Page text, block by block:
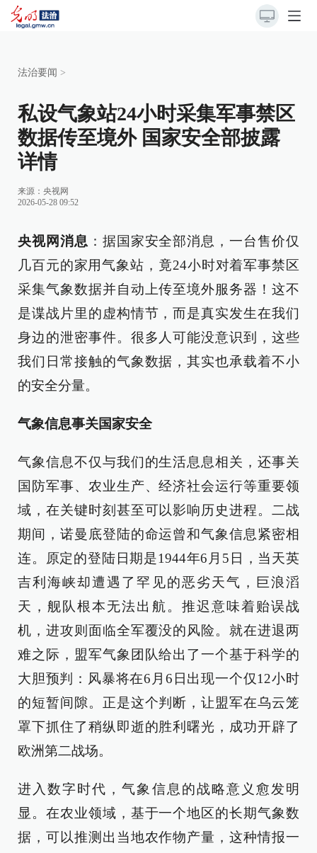
法治要闻 >
私设气象站24小时采集军事禁区
数据传至境外 国家安全部披露
详情
来源： 央视网
2026-05-28 09:52
央视网消息 ：据国家安全部消息，一台售价仅
几百元的家用气象站，竟24小时对着军事禁区
采集气象数据并自动上传至境外服务器！这不
是谍战片里的虚构情节，而是真实发生在我们
身边的泄密事件。很多人可能没意识到，这些
我们日常接触的气象数据，其实也承载着不小
的安全分量。
气象信息事关国家安全
气象信息不仅与我们的生活息息相关，还事关
国防军事、农业生产、经济社会运行等重要领
域，在关键时刻甚至可以影响历史进程。二战
期间，诺曼底登陆的命运曾和气象信息紧密相
连。原定的登陆日期是1944年6月5日，当天英
吉利海峡却遭遇了罕见的恶劣天气，巨浪滔
天，舰队根本无法出航。推迟意味着贻误战
机，进攻则面临全军覆没的风险。就在进退两
难之际，盟军气象团队给出了一个基于科学的
大胆预判：风暴将在6月6日出现一个仅12小时
的短暂间隙。正是这个判断，让盟军在乌云笼
罩下抓住了稍纵即逝的胜利曙光，成功开辟了
欧洲第二战场。
进入数字时代，气象信息的战略意义愈发明
显。在农业领域，基于一个地区的长期气象数
据，可以推测出当地农作物产量，这种情报一